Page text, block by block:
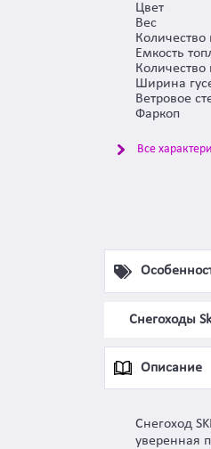
Цвет
Вес
Емкость
Ширина
Ветровое
Фаркоп
Все
Снегоходы
Описание
Снегоход
уверенная